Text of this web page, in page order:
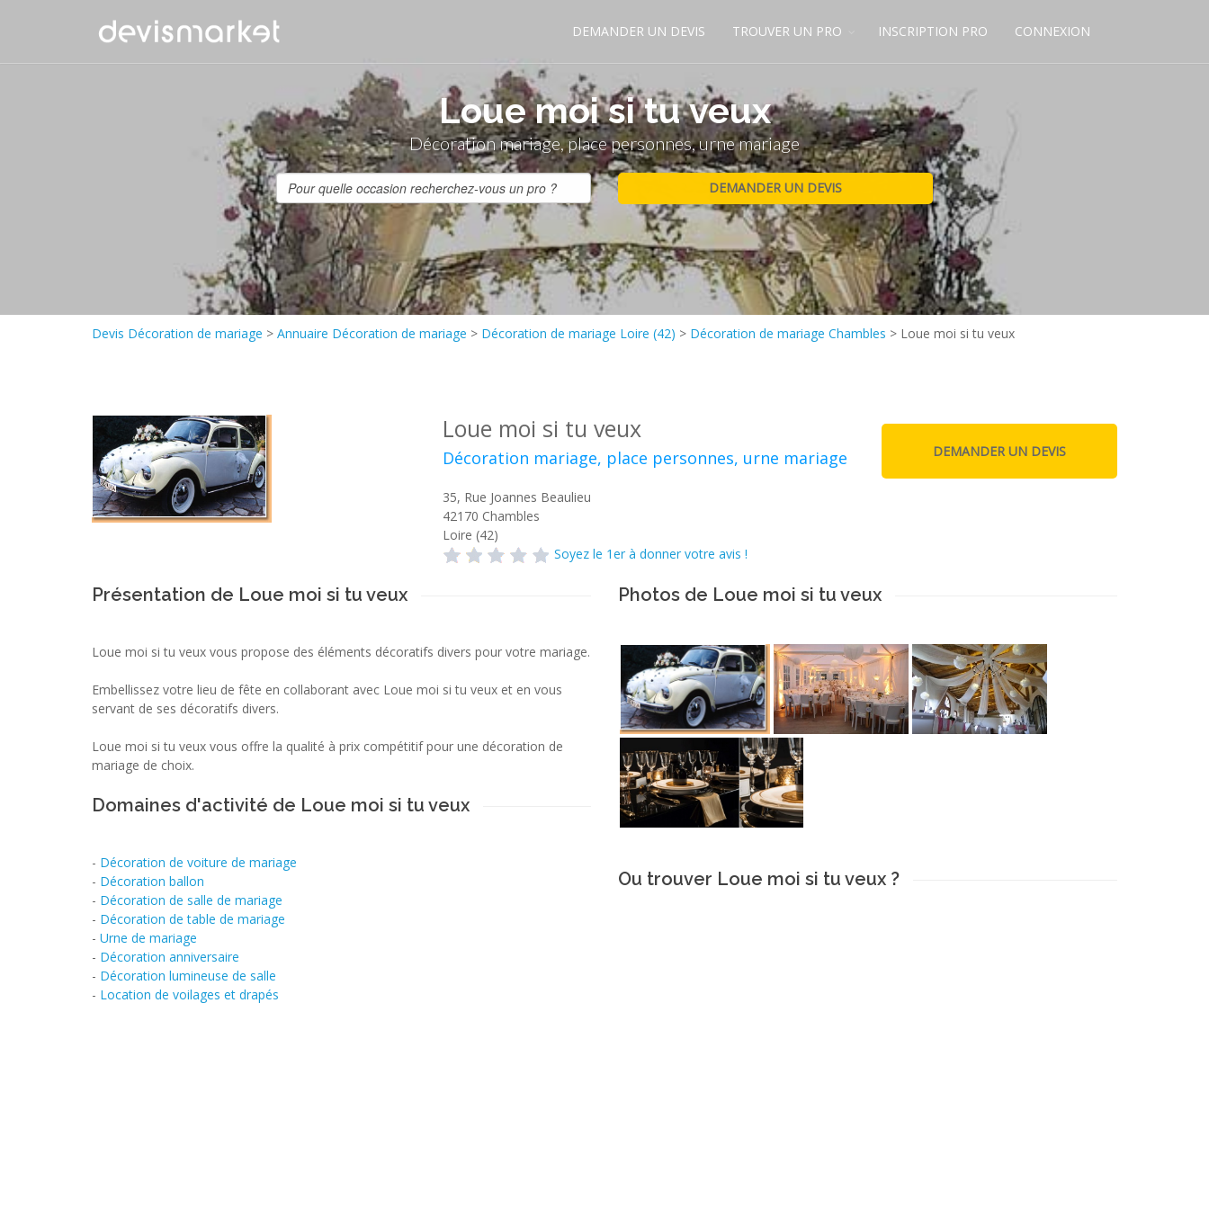
DEMANDER UN DEVIS TROUVER UN PRO INSCRIPTION PRO CONNEXION
Loue moi si tu veux
Décoration mariage, place personnes, urne mariage
Devis Décoration de mariage > Annuaire Décoration de mariage > Décoration de mariage Loire (42) > Décoration de mariage Chambles > Loue moi si tu veux
Loue moi si tu veux
Décoration mariage, place personnes, urne mariage
35, Rue Joannes Beaulieu
42170 Chambles
Loire (42)
Soyez le 1er à donner votre avis !
Présentation de Loue moi si tu veux
Loue moi si tu veux vous propose des éléments décoratifs divers pour votre mariage.
Embellissez votre lieu de fête en collaborant avec Loue moi si tu veux et en vous
servant de ses décoratifs divers.
Loue moi si tu veux vous offre la qualité à prix compétitif pour une décoration de
mariage de choix.
Domaines d'activité de Loue moi si tu veux
- Décoration de voiture de mariage
- Décoration ballon
- Décoration de salle de mariage
- Décoration de table de mariage
- Urne de mariage
- Décoration anniversaire
- Décoration lumineuse de salle
- Location de voilages et drapés
Photos de Loue moi si tu veux
Ou trouver Loue moi si tu veux ?